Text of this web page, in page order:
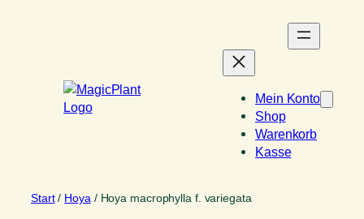
Mein Konto
Shop
Warenkorb
Kasse
Start/ Hoya / Hoya macrophylla f. variegata